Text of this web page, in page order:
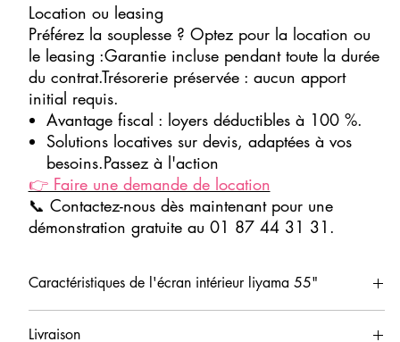
Location ou leasing
Préférez la souplesse ? Optez pour la location ou
le leasing :Garantie incluse pendant toute la durée
du contrat.Trésorerie préservée : aucun apport
initial requis.
Avantage fiscal : loyers déductibles à 100 %.
Solutions locatives sur devis, adaptées à vos
besoins.Passez à l'action
👉 Faire une demande de location
📞 Contactez-nous dès maintenant pour une
démonstration gratuite au 01 87 44 31 31.
Caractéristiques de l'écran intérieur liyama 55"
Ecran type LCD de 50 pouces
Livraison